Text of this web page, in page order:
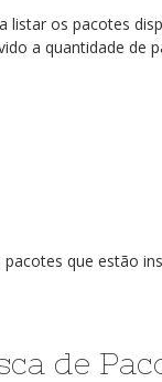
listar os pacotes
a quantidade de
que estão
de